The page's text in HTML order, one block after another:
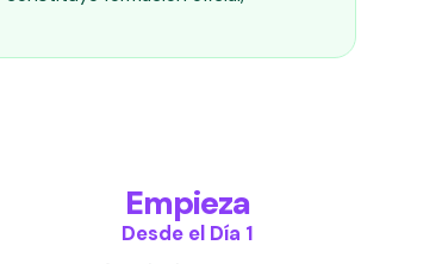
Empieza
Desde el Día 1